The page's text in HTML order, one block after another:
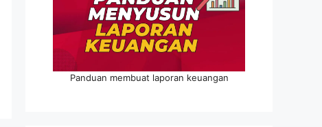
Panduan membuat laporan keuangan